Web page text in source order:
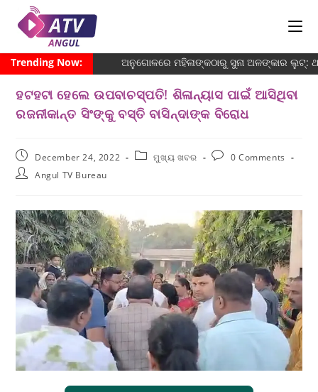
Trending Now: ଅନୁଗୋଳରେ ମହିଳାଙ୍କଠାରୁ ସୁନା ଅଳଙ୍କାର ଲୁଟ୍:
ହଟହଟା ହେଲେ ଉପବାଚସ୍ପତି! ଶିଳାନ୍ୟାସ ପାଇଁ ଆସିଥିବା
ରଜନୀକାନ୍ତ ସିଂଙ୍କୁ ବସ୍ତି ବାସିନ୍ଦାଙ୍କ ବିରୋଧ
December 24, 2022 ମୁଖ୍ୟ ଖବର
0 Comments
Angul TV Bureau